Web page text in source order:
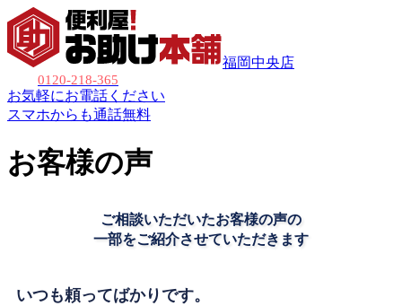
福岡中央店
0120-218-365
お気軽にお電話ください
スマホからも通話無料
お客様の声
ご相談いただいたお客様の声の
一部をご紹介させていただきます
いつも頼ってばかりです。